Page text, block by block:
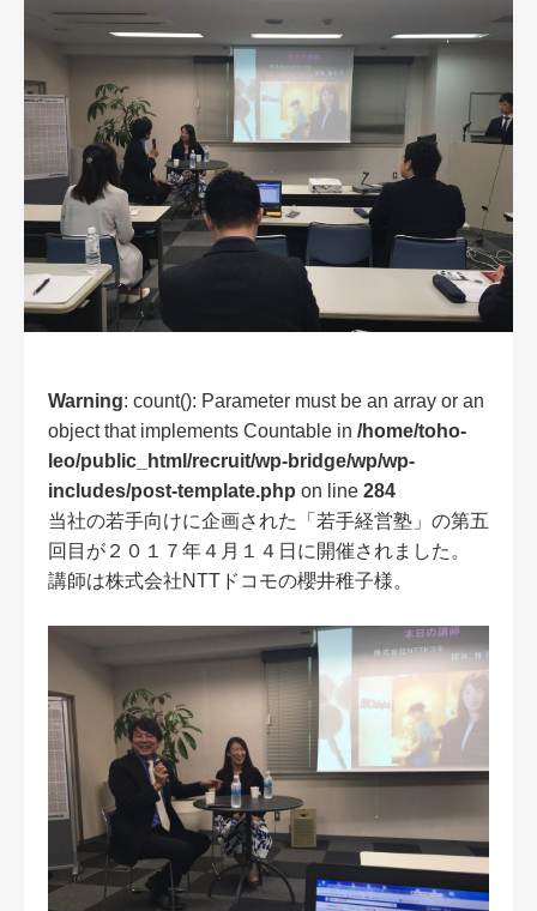
Warning: count(): Parameter must be an array or an
object that implements Countable in /home/toho-
leo/public_html/recruit/wp-bridge/wp/wp-
includes/post-template.php on line 284
当社の若手向けに企画された「若手経営塾」の第五
回目が２０１７年４月１４日に開催されました。
講師は株式会社NTTドコモの櫻井稚子様。